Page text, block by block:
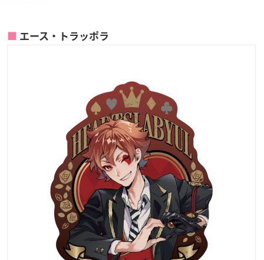
エース・トラッポラ